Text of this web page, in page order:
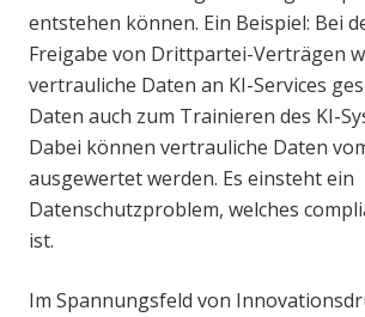
entstehen können. Ein Beispiel: Bei
Freigabe von Drittpartei-Verträgen
vertrauliche Daten an KI-Services
Daten auch zum Trainieren des KI-
Dabei können vertrauliche Daten
ausgewertet werden. Es einsteht ein
Datenschutzproblem, welches
ist.
Im Spannungsfeld von